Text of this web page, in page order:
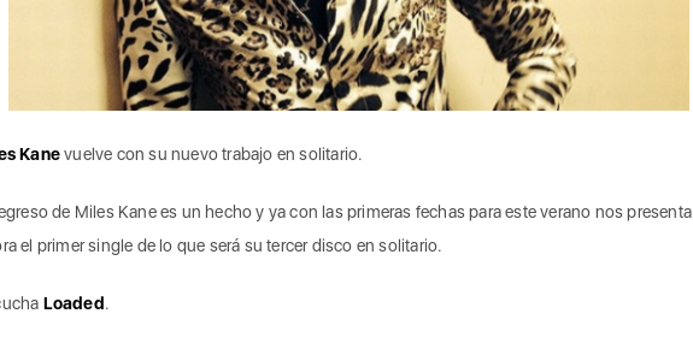
Kanevuelve con su nuevo trabajo en solitario.
de Miles Kane es un hecho y ya con las primeras fechas para este verano nos presenta
el primer single de lo que será su tercer disco en solitario.
Loaded.